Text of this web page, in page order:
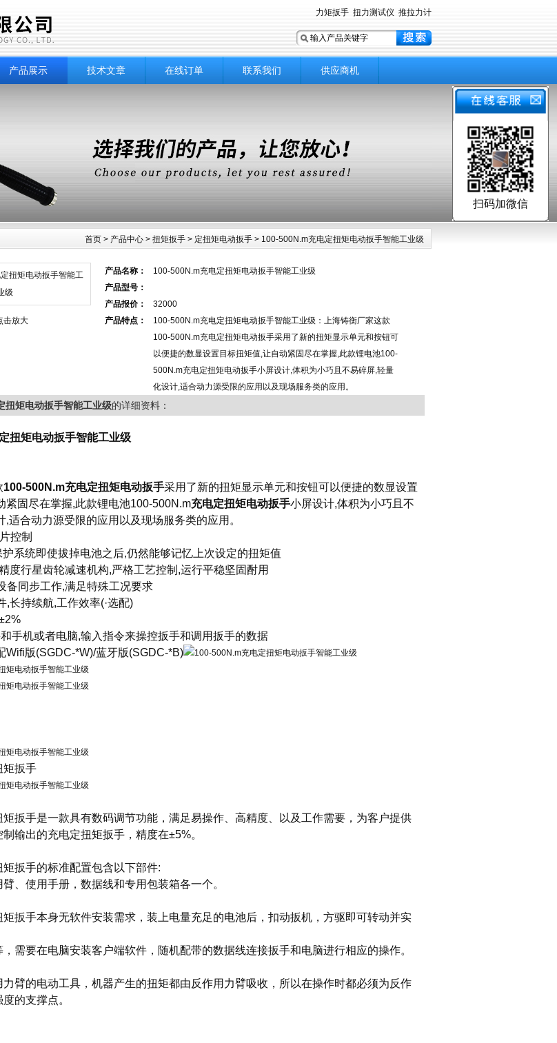
力矩扳手 扭力测试仪 推拉力计
产品展示 技术文章 在线订单 联系我们 供应商机
首页 > 产品中心 > 扭矩扳手 > 定扭矩电动扳手 > 100-500N.m充电定扭矩电动扳手智能工业级
击放大
产品名称：
100-500N.m充电定扭矩电动扳手智能工业级
产品型号：
产品报价：
32000
产品特点：
100-500N.m充电定扭矩电动扳手智能工业级：上海铸衡厂家这款
100-500N.m充电定扭矩电动扳手采用了新的扭矩显示单元和按钮可
以便捷的数显设置目标扭矩值,让自动紧固尽在掌握,此款锂电池100-
500N.m充电定扭矩电动扳手小屏设计,体积为小巧且不易碎屏,轻量
化设计,适合动力源受限的应用以及现场服务类的应用。
扭矩电动扳手智能工业级的详细资料：
扭矩电动扳手智能工业级
100-500N.m充电定扭矩电动扳手采用了新的扭矩显示单元和按钮可以便捷的数显设置
紧固尽在掌握,此款锂电池100-500N.m充电定扭矩电动扳手小屏设计,体积为小巧且不
,适合动力源受限的应用以及现场服务类的应用。
控制
护系统即使拔掉电池之后,仍然能够记忆上次设定的扭矩值
度行星齿轮减速机构,严格工艺控制,运行平稳坚固酎用
备同步工作,满足特殊工况要求
,长持续航,工作效率(·选配)
手机或者电脑,输入指令来操控扳手和调用扳手的数据
Wifi版(SGDC-*W)/蓝牙版(SGDC-*B)
矩扳手
矩扳手是一款具有数码调节功能，满足易操作、高精度、以及工作需要，为客户提供
输出的充电定扭矩扳手，精度在±5%。
扳手的标准配置包含以下部件:
、使用手册，数据线和专用包装箱各一个。
矩扳手本身无软件安装需求，装上电量充足的电池后，扣动扳机，方驱即可转动并实
需要在电脑安装客户端软件，随机配带的数据线连接扳手和电脑进行相应的操作。
臂的电动工具，机器产生的扭矩都由反作用力臂吸收，所以在操作时都必须为反作
的支撑点。
扫码加微信